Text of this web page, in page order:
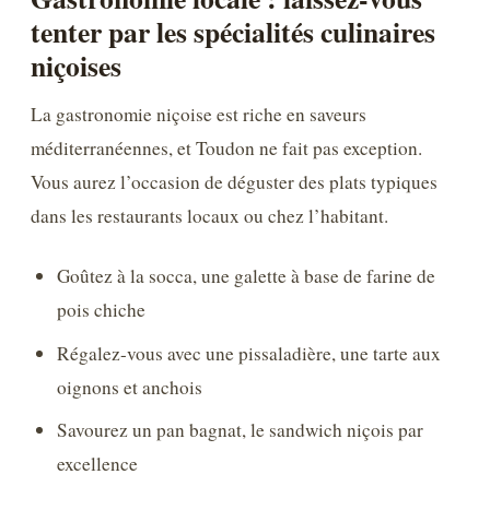
tenter par les spécialités culinaires
niçoises
La gastronomie niçoise est riche en saveurs
méditerranéennes, et Toudon ne fait pas exception.
Vous aurez l’occasion de déguster des plats typiques
dans les restaurants locaux ou chez l’habitant.
Goûtez à la socca, une galette à base de farine de
pois chiche
Régalez-vous avec une pissaladière, une tarte aux
oignons et anchois
Savourez un pan bagnat, le sandwich niçois par
excellence